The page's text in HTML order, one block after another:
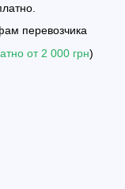
перевозчика
от 2 000 грн)